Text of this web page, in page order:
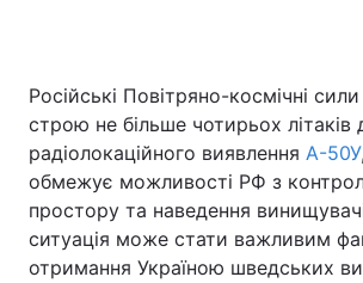
Головна Війна
Україна Політика
Економіка
Спорт Наука
Російські Повітряно-космічні
строю не більше чотирьох літаків
радіолокаційного виявлення А-50У
обмежує можливості РФ з
простору та наведення
ситуація може стати важливим
отримання Україною шведських